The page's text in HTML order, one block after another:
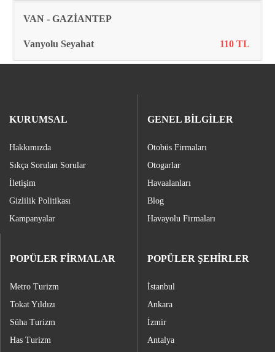
VAN - GAZİANTEP
Vanyolu Seyahat 110 TL
KURUMSAL
Hakkımızda
Sıkça Sorulan Sorular
İletişim
Gizlilik Politikası
Kampanyalar
GENEL BİLGİLER
Otobüs Firmaları
Otogarlar
Havaalanları
Blog
Havayolu Firmaları
POPÜLER FİRMALAR
Metro Turizm
Tokat Yıldızı
Süha Turizm
Has Turizm
POPÜLER ŞEHİRLER
İstanbul
Ankara
İzmir
Antalya